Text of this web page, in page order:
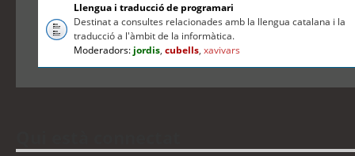
Llengua i traducció de programari
Destinat a consultes relacionades amb la llengua catalana i la
traducció a l'àmbit de la informàtica.
Moderadors: jordis,cubells,xavivars